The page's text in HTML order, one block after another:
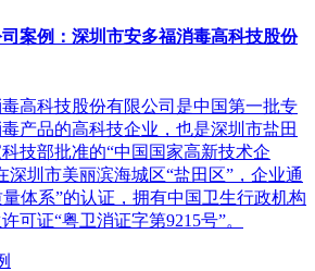
案例：深圳市安多福消毒高科技股份
高科技股份有限公司是中国第一批专
产品的高科技企业，也是深圳市盐田
技部批准的“中国国家高新技术企
深圳市美丽滨海城区“盐田区”，企业通
体系”的认证，拥有中国卫生行政机构
可证“粤卫消证字第9215号”。